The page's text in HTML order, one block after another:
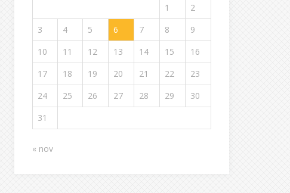
1
2
3
4 5 6 7 8
9
10
11 12 13 14 15
16
17
18 19 20 21 22
23
24
25 26 27 28 29
30
31
« nov